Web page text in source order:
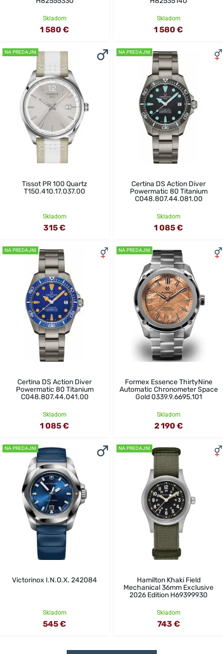
Skladom
1 580 €
Skladom
1 580 €
NA PREDAJNI
Tissot PR 100 Quartz
T150.410.17.037.00
Skladom
315 €
NA PREDAJNI
Certina DS Action Diver
Powermatic 80 Titanium
C048.807.44.081.00
Skladom
1 085 €
NA PREDAJNI
Certina DS Action Diver
Powermatic 80 Titanium
C048.807.44.041.00
Skladom
1 085 €
NA PREDAJNI
Formex Essence ThirtyNine
Automatic Chronometer Space
Gold 0339.9.6695.101
Skladom
2 190 €
NA PREDAJNI
Victorinox I.N.O.X. 242084
Skladom
545 €
NA PREDAJNI
Hamilton Khaki Field
Mechanical 36mm Exclusive
2026 Edition H69399930
Skladom
743 €